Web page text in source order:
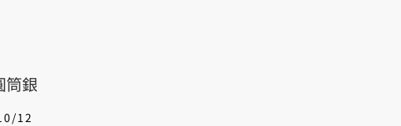
筒銀
12